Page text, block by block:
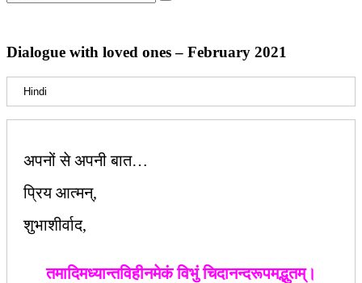
Dialogue with loved ones – February 2021
Hindi
अपनों से अपनी बात…
प्रिय आत्मन्,
शुभाशीर्वाद,
तमादिमध्यान्तविहीनमेकं विभुं चिदानन्दरूपमद्भुतम्।